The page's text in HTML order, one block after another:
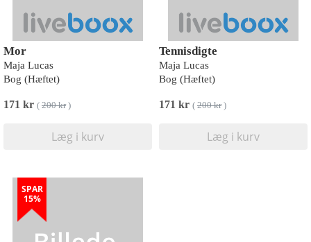
Mor
Maja Lucas
Bog (Hæftet)
171 kr ( 200 kr)
Læg i kurv
Tennisdigte
Maja Lucas
Bog (Hæftet)
171 kr ( 200 kr)
Læg i kurv
SPAR
15%